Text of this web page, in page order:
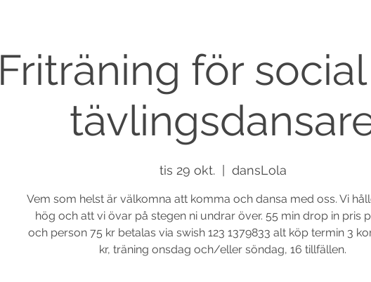
Friträning för
tis 29 okt.
  |
dansLola
Vem som helst är välkomna att komma och dansa med oss. Vi
hög och att vi övar på stegen ni undrar över. 55 min drop in pris
och person 75 kr betalas via swish 123 1379833 alt köp termin 3
kr, träning onsdag och/eller söndag, 16 tillfällen.